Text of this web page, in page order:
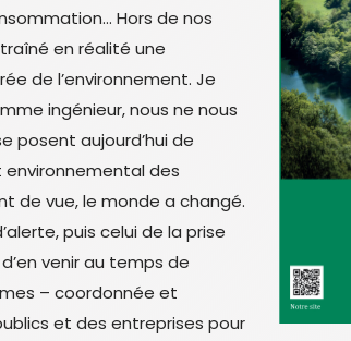
Hors de nos
en réalité une
de l’environnement. Je
ingénieur, nous ne nous
posent aujourd’hui de
environnemental des
de vue, le monde a changé.
puis celui de la prise
venir au temps de
– coordonnée et
et des entreprises pour